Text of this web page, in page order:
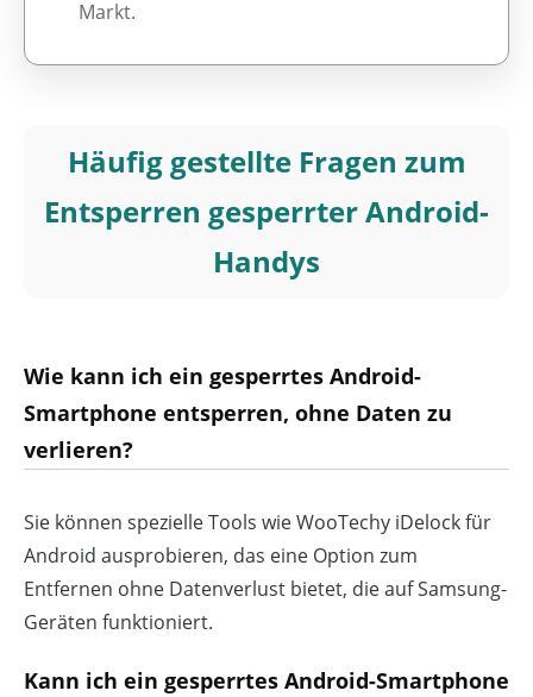
Markt.
Häufig gestellte Fragen zum
Entsperren gesperrter Android-
Handys
Wie kann ich ein gesperrtes Android-
Smartphone entsperren, ohne Daten zu
verlieren?
Sie können spezielle Tools wie WooTechy iDelock für
Android ausprobieren, das eine Option zum
Entfernen ohne Datenverlust bietet, die auf Samsung-
Geräten funktioniert.
Kann ich ein gesperrtes Android-Smartphone